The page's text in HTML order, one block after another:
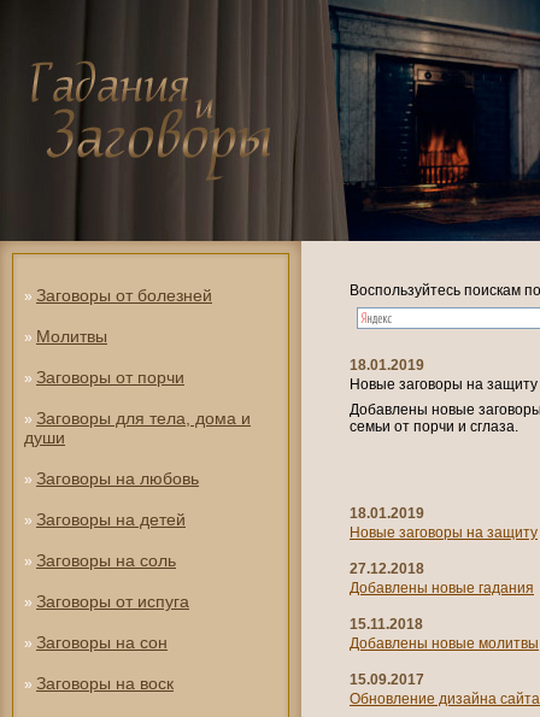
» Заговоры от болезней
» Молитвы
» Заговоры от порчи
» Заговоры для тела, дома и
души
» Заговоры на любовь
» Заговоры на детей
» Заговоры на соль
» Заговоры от испуга
» Заговоры на сон
» Заговоры на воск
Воспользуйтесь поискам
18.01.2019
Новые заговоры на защиту
Добавлены новые
семьи от порчи и сглаза.
18.01.2019
Новые заговоры на защиту
27.12.2018
Добавлены новые гадания
15.11.2018
Добавлены новые молитвы
15.09.2017
Обновление дизайна сайта